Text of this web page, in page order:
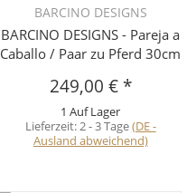
BARCINO DESIGNS
BARCINO DESIGNS - Pareja a
Caballo / Paar zu Pferd 30cm
249,00 € *
1 Auf Lager
Lieferzeit:2 - 3 Tage(DE -
Ausland abweichend)